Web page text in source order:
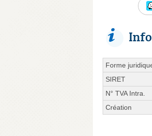
Forme
SIRET
N° TVA Intra.
Création